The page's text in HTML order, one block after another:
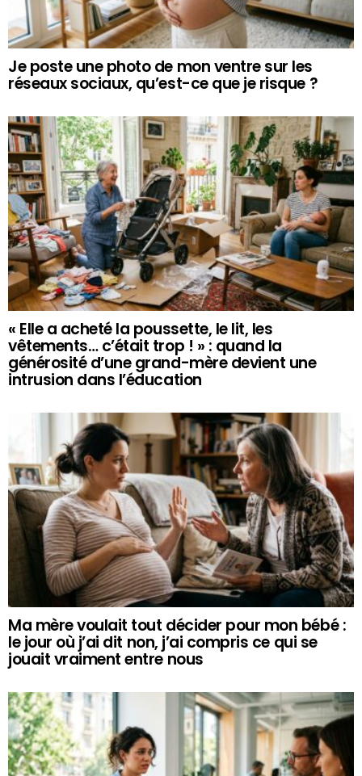
Je poste une photo de mon ventre sur les
réseaux sociaux, qu’est-ce que je risque ?
« Elle a acheté la poussette, le lit, les
vêtements… c’était trop ! » : quand la
générosité d’une grand-mère devient une
intrusion dans l’éducation
Ma mère voulait tout décider pour mon bébé :
le jour où j’ai dit non, j’ai compris ce qui se
jouait vraiment entre nous